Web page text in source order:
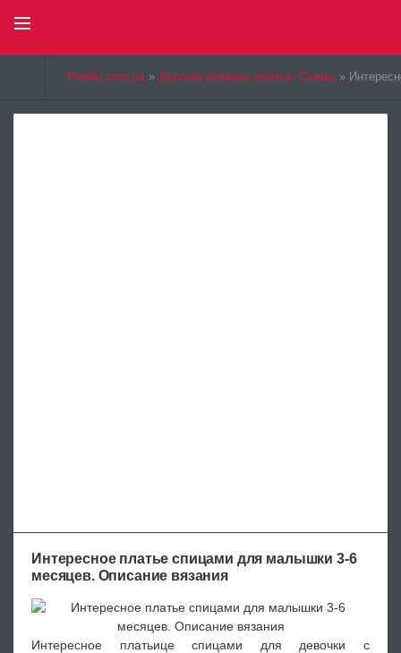
Petelki.com.ua» Детские вязаные платья. Схемы »
Интересное платье спицами для малышки 3-6
месяцев. Описание вязания
Интересное платьице спицами для девочки с